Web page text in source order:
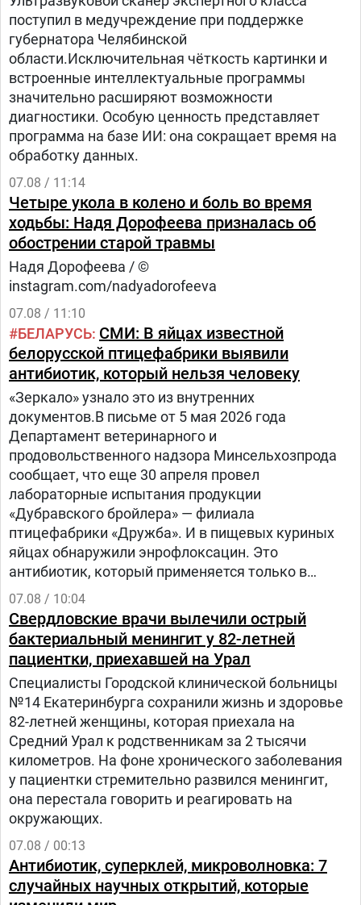
поступил в медучреждение при поддержке
губернатора Челябинской
области.Исключительная чёткость картинки и
встроенные интеллектуальные программы
значительно расширяют возможности
диагностики. Особую ценность представляет
программа на базе ИИ: она сокращает время на
обработку данных.
07.08 / 11:14
Четыре укола в колено и боль во время
ходьбы: Надя Дорофеева призналась об
обострении старой травмы
Надя Дорофеева / ©
instagram.com/nadyadorofeeva
07.08 / 11:10
БЕЛАРУСЬ СМИ: В яйцах известной
белорусской птицефабрики выявили
антибиотик, который нельзя человеку
«Зеркало» узнало это из внутренних
документов.В письме от 5 мая 2026 года
Департамент ветеринарного и
продовольственного надзора Минсельхозпрода
сообщает, что еще 30 апреля провел
лабораторные испытания продукции
«Дубравского бройлера» — филиала
птицефабрики «Дружба». И в пищевых куриных
яйцах обнаружили энрофлоксацин. Это
антибиотик, который применяется только в
ветеринарии для лечения сельскохозяйственных,
домашних животных и птиц.
07.08 / 10:04
Свердловские врачи вылечили острый
бактериальный менингит у 82-летней
пациентки, приехавшей на Урал
Специалисты Городской клинической больницы
№14 Екатеринбурга сохранили жизнь и здоровье
82-летней женщины, которая приехала на
Средний Урал к родственникам за 2 тысячи
километров. На фоне хронического заболевания
у пациентки стремительно развился менингит,
она перестала говорить и реагировать на
окружающих.
07.08 / 00:13
Антибиотик, суперклей, микроволновка: 7
случайных научных открытий, которые